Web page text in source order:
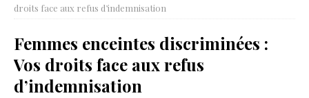
droits face aux refus d’indemnisation
Femmes enceintes discriminées :
Vos droits face aux refus
d’indemnisation